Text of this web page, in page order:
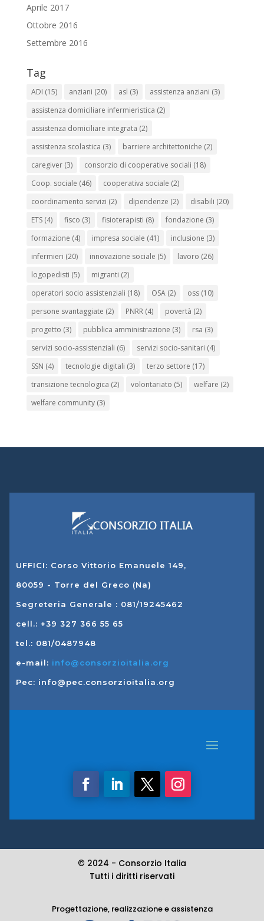
Aprile 2017
Ottobre 2016
Settembre 2016
Tag
ADI (15) anziani (20) asl (3) assistenza anziani (3)
assistenza domiciliare infermieristica (2)
assistenza domiciliare integrata (2)
assistenza scolastica (3) barriere architettoniche (2)
caregiver(3) consorzio di cooperative sociali (18)
Coop. sociale (46) cooperativa sociale (2)
coordinamento servizi (2) dipendenze (2) disabili (20)
ETS(4) fisco (3) fisioterapisti (8) fondazione (3)
formazione (4) impresa sociale (41) inclusione (3)
infermieri (20) innovazione sociale (5) lavoro (26)
logopedisti (5) migranti (2)
operatori socio assistenziali (18) OSA(2) oss(10)
persone svantaggiate (2) PNRR(4) povertà (2)
progetto (3) pubblica amministrazione (3) rsa (3)
servizi socio-assistenziali (6) servizi socio-sanitari (4)
SSN (4) tecnologie digitali (3) terzo settore (17)
transizione tecnologica (2) volontariato (5) welfare (2)
welfare community(3)
UFFICI: Corso Vittorio Emanuele 149,
80059 - Torre del Greco (Na)
Segreteria Generale : 081/19245462
cell.: +39 327 366 55 65
tel.: 081/0487948
e-mail: info@consorzioitalia.org
Pec: info@pec.consorzioitalia.org
© 2024 - Consorzio Italia
Tutti i diritti riservati
Progettazione, realizzazione e assistenza